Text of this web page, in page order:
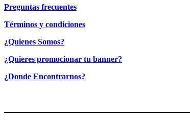
Preguntas frecuentes
Términos y condiciones
¿Quienes Somos?
¿Quieres promocionar tu banner?
¿Donde Encontrarnos?